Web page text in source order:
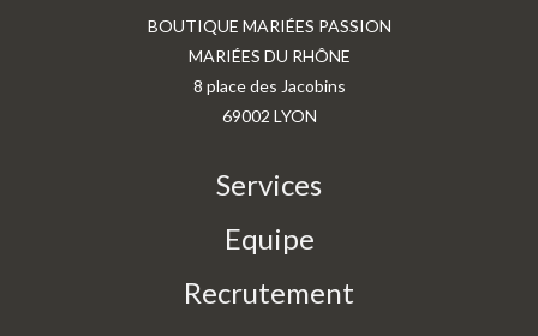
BOUTIQUE MARIÉES PASSION
MARIÉES DU RHÔNE
8 place des Jacobins
69002 LYON
Services
Equipe
Recrutement